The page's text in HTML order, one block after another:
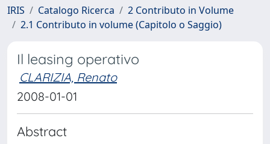
IRIS Catalogo Ricerca
2 Contributo in Volume
2.1 Contributo in volume (Capitolo o Saggio)
Il leasing operativo
CLARIZIA, Renato
2008-01-01
Abstract